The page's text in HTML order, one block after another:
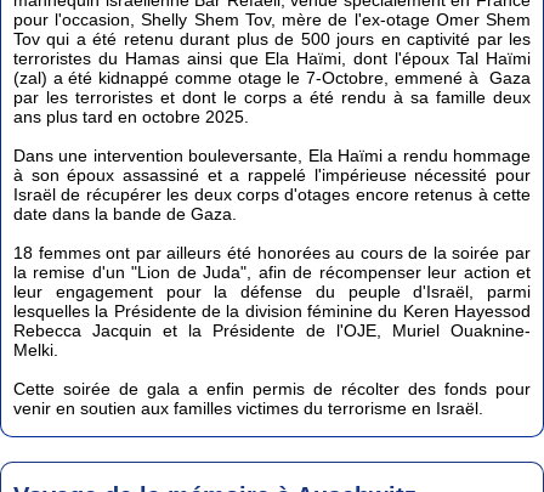
pour l'occasion, Shelly Shem Tov, mère de l'ex-otage Omer Shem
Tov qui a été retenu durant plus de 500 jours en captivité par les
terroristes du Hamas ainsi que Ela Haïmi, dont l'époux Tal Haïmi
(zal) a été kidnappé comme otage le 7-Octobre, emmené à Gaza
par les terroristes et dont le corps a été rendu à sa famille deux
ans plus tard en octobre 2025.
Dans une intervention bouleversante, Ela Haïmi a rendu hommage
à son époux assassiné et a rappelé l'impérieuse nécessité pour
Israël de récupérer les deux corps d'otages encore retenus à cette
date dans la bande de Gaza.
18 femmes ont par ailleurs été honorées au cours de la soirée par
la remise d'un "Lion de Juda", afin de récompenser leur action et
leur engagement pour la défense du peuple d'Israël, parmi
lesquelles la Présidente de la division féminine du Keren Hayessod
Rebecca Jacquin et la Présidente de l'OJE, Muriel Ouaknine-
Melki.
Cette soirée de gala a enfin permis de récolter des fonds pour
venir en soutien aux familles victimes du terrorisme en Israël.